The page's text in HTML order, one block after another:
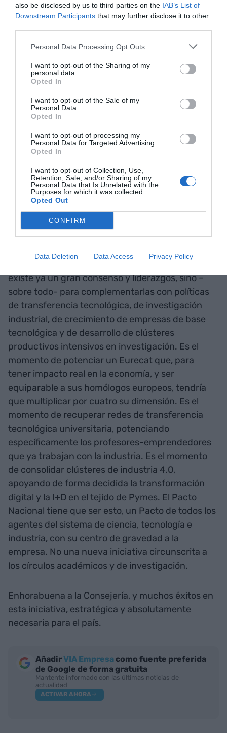
also be disclosed by us to third parties on the IAB’s List of
Downstream Participants that may further disclose it to other
Personal Data Processing Opt Outs
I want to opt-out of the Sharing of my
personal data.
Opted In
I want to opt-out of the Sale of my
Personal Data.
Opted In
I want to opt-out of processing my
Personal Data for Targeted Advertising.
Opted In
I want to opt-out of Collection, Use,
Retention, Sale, and/or Sharing of my
Personal Data that Is Unrelated with the
Purposes for which it was collected.
Opted Out
CONFIRM
Data Deletion Data Access Privacy Policy
"El Pacto Nacional tiene que
ser un Pacto de todos los
agentes del sistema de
ciencia, tecnología e
industria, con su centro de
gravedad a la empresa. No
una nueva iniciativa
circunscrita a los círculos
académicos y de
investigación"
El Pacto Nacional tiene que servir para corregir
estas deficiencias y acelerar la convergencia con
Europa. No utilizamos el Pacto sólo para
existe ya un gran consenso y liderazgos, sino –
sobre todo- para complementarlas con políticas
de transferencia tecnológica, de investigación
industrial, de crecimiento de empresas de base
tecnológica y de desarrollo de clústeres
productivos intensivos en investigación. Es el
momento de potenciar un Eurecat que, para
tener impacto real en la economía, y ser
equiparable a sus homólogos europeos, tendría
que multiplicar por cuatro su dimensión. Es el
momento de recuperar redes de transferencia
tecnológica universitaria, potenciando
específicamente los profesores-emprendedores
que ya trabajan con la industria. Es el momento
de consolidar clústeres de industria 4.0,
apoyando de forma decidida la transformación
digital y la I+D en el tejido de Pymes. El Pacto
Nacional tiene que ser esto, un Pacto de todos los
agentes del sistema de ciencia, tecnología e
industria, con su centro de gravedad a la
empresa. No una nueva iniciativa circunscrita a
los círculos académicos y de investigación.
Enhorabuena a la Consejería, y muchos éxitos en
esta iniciativa, estratégica y absolutamente
necesaria para el país.
AñadirVIA Empresa como fuente preferida
de Google de forma gratuita
Mantente informado con las últimas noticias de
actualidad
ACTIVAR AHORA